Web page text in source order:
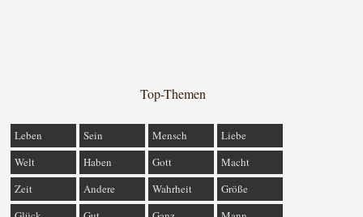
Top-Themen
Leben Sein Mensch
Liebe
Welt
Haben Gott
Macht
Zeit
Andere Wahrheit
Größe